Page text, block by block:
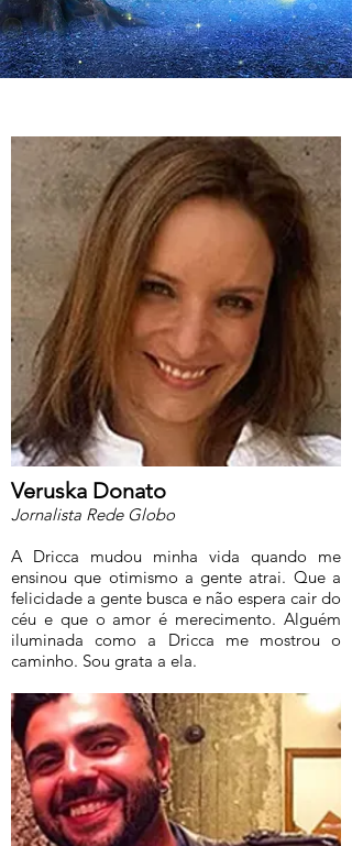
Veruska Donato
Jornalista Rede Globo
A Dricca mudou minha vida quando me
ensinou que otimismo a gente atrai. Que a
felicidade a gente busca e não espera cair do
céu e que o amor é merecimento. Alguém
iluminada como a Dricca me mostrou o
caminho. Sou grata a ela.